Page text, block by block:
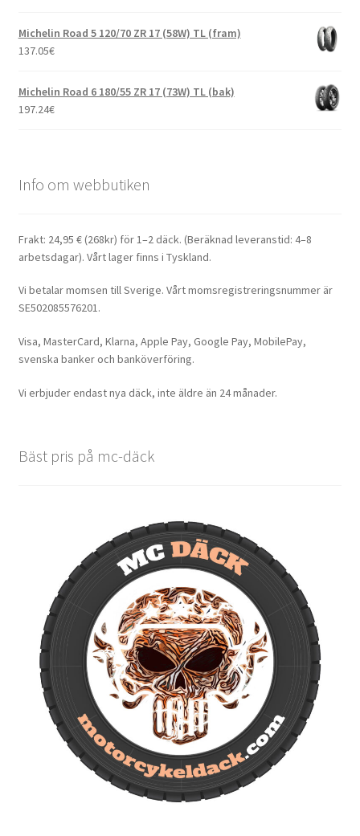
Michelin Road 5 120/70 ZR 17 (58W) TL (fram)
137.05€
Michelin Road 6 180/55 ZR 17 (73W) TL (bak)
197.24€
Info om webbutiken
Frakt: 24,95 € (268kr) för 1–2 däck. (Beräknad leveranstid: 4–8
arbetsdagar). Vårt lager finns i Tyskland.
Vi betalar momsen till Sverige. Vårt momsregistreringsnummer är
SE502085576201.
Visa, MasterCard, Klarna, Apple Pay, Google Pay, MobilePay,
svenska banker och banköverföring.
Vi erbjuder endast nya däck, inte äldre än 24 månader.
Bäst pris på mc-däck